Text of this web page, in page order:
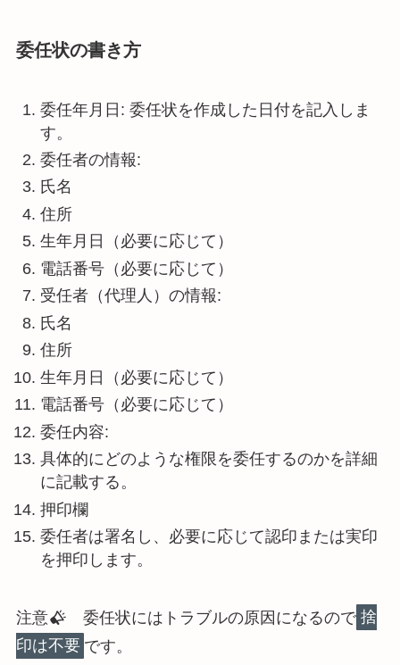
委任状の書き方
委任年月日: 委任状を作成した日付を記入しま
す。
委任者の情報:
氏名
住所
生年月日（必要に応じて）
電話番号（必要に応じて）
受任者（代理人）の情報:
氏名
住所
生年月日（必要に応じて）
電話番号（必要に応じて）
委任内容:
具体的にどのような権限を委任するのかを詳細
に記載する。
押印欄
委任者は署名し、必要に応じて認印または実印
を押印します。
注意 委任状にはトラブルの原因になるので 捨
印は不要 です。